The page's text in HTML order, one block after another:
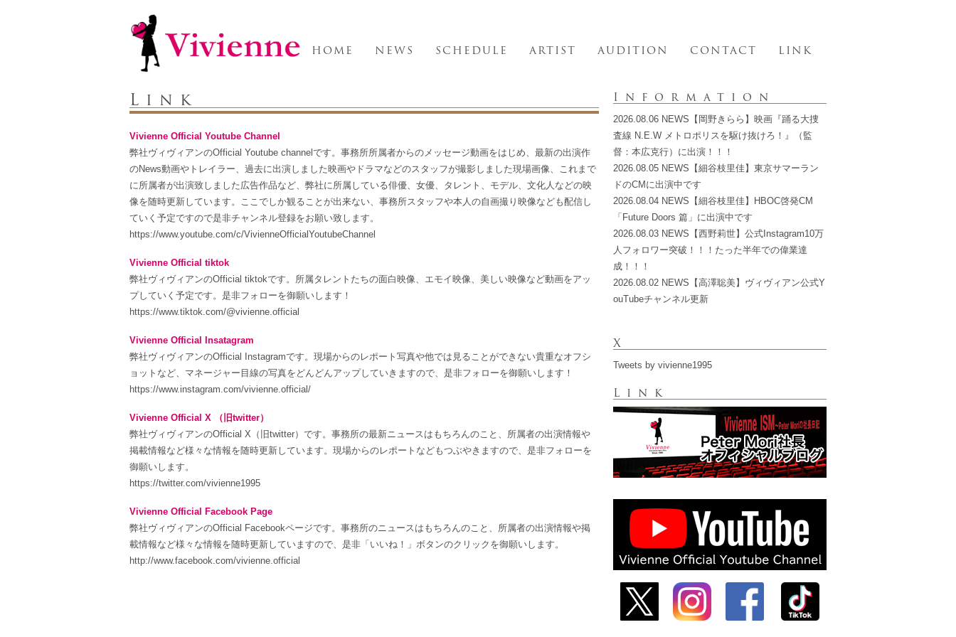
HOME NEWS SCHEDULE ARTIST AUDITION CONTACT LINK
Link
Vivienne Official Youtube Channel
弊社ヴィヴィアンのOfficial Youtube channelです。事務所所属者からのメッセージ動画をはじめ、最新の出演作
のNews動画やトレイラー、過去に出演しました映画やドラマなどのスタッフが撮影しました現場画像、これまで
に所属者が出演致しました広告作品など、弊社に所属している俳優、女優、タレント、モデル、文化人などの映
像を随時更新しています。ここでしか観ることが出来ない、事務所スタッフや本人の自画撮り映像なども配信し
ていく予定ですので是非チャンネル登録をお願い致します。
https://www.youtube.com/c/VivienneOfficialYoutubeChannel
Vivienne Official tiktok
弊社ヴィヴィアンのOfficial tiktokです。所属タレントたちの面白映像、エモイ映像、美しい映像など動画をアッ
プしていく予定です。是非フォローを御願いします！
https://www.tiktok.com/@vivienne.official
Vivienne Official Insatagram
弊社ヴィヴィアンのOfficial Instagramです。現場からのレポート写真や他では見ることができない貴重なオフシ
ョットなど、マネージャー目線の写真をどんどんアップしていきますので、是非フォローを御願いします！
https://www.instagram.com/vivienne.official/
Vivienne Official X （旧twitter）
弊社ヴィヴィアンのOfficial X（旧twitter）です。事務所の最新ニュースはもちろんのこと、所属者の出演情報や
掲載情報など様々な情報を随時更新しています。現場からのレポートなどもつぶやきますので、是非フォローを
御願いします。
https://twitter.com/vivienne1995
Vivienne Official Facebook Page
弊社ヴィヴィアンのOfficial Facebookページです。事務所のニュースはもちろんのこと、所属者の出演情報や掲
載情報など様々な情報を随時更新していますので、是非「いいね！」ボタンのクリックを御願いします。
http://www.facebook.com/vivienne.official
Information
2026.08.06 NEWS【岡野きらら】映画『踊る大捜
査線 N.E.W メトロポリスを駆け抜けろ！』（監
督：本広克行）に出演！！！
2026.08.05 NEWS【細谷枝里佳】東京サマーラン
ドのCMに出演中です
2026.08.04 NEWS【細谷枝里佳】HBOC啓発CM
「Future Doors 篇」に出演中です
2026.08.03 NEWS【西野莉世】公式Instagram10万
人フォロワー突破！！！たった半年での偉業達
成！！！
2026.08.02 NEWS【高澤聡美】ヴィヴィアン公式Y
ouTubeチャンネル更新
X
Tweets by vivienne1995
Link